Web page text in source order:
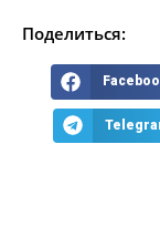
Поделиться: